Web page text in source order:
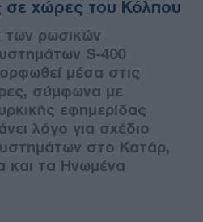
σε χώρες του Κόλπου
των ρωσικών
S-400
μέσα στις
σύμφωνα με
εφημερίδας
λόγο για σχέδιο
στο Κατάρ,
και τα Ηνωμένα